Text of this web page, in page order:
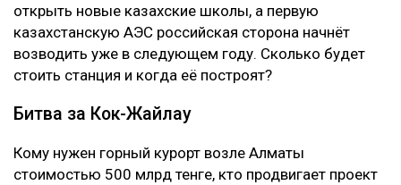
открыть новые казахские школы, а первую
казахстанскую АЭС российская сторона начнёт
возводить уже в следующем году. Сколько будет
стоить станция и когда её построят?
Битва за Кок-Жайлау
Кому нужен горный курорт возле Алматы
стоимостью 500 млрд тенге, кто продвигает проект